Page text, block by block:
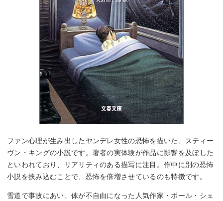
ファン心理が生み出したヤンデレ女性の恐怖を描いた、スティー
ヴン・キングの小説です。著者の実体験が作品に影響を及ぼした
といわれており、リアリティのある描写に注目。作中に別の恐怖
小説を挟み込むことで、恐怖を倍増させているのも特徴です。
雪道で事故にあい、体が不自由になった人気作家・ポール・シェ